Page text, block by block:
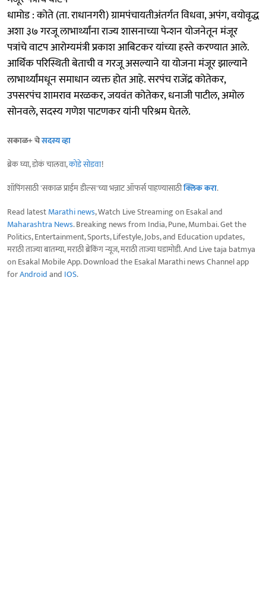
धामोड : कोते (ता. राधानगरी) ग्रामपंचायतीअंतर्गत विधवा, अपंग, वयोवृद्ध
अशा ३७ गरजू लाभार्थ्यांना राज्य शासनाच्या पेन्शन योजनेतून मंजूर
पत्रांचे वाटप आरोग्यमंत्री प्रकाश आबिटकर यांच्या हस्ते करण्यात आले.
आर्थिक परिस्थिती बेताची व गरजू असल्याने या योजना मंजूर झाल्याने
लाभार्थ्यांमधून समाधान व्यक्त होत आहे. सरपंच राजेंद्र कोतेकर,
उपसरपंच शामराव मरळकर, जयवंत कोतेकर, धनाजी पाटील, अमोल
सोनवले, सदस्य गणेश पाटणकर यांनी परिश्रम घेतले.
सकाळ+ चेसदस्य व्हा
ब्रेक घ्या, डोकं चालवा,कोडे सोडवा!
शॉपिंगसाठी 'सकाळ प्राईम डील्स'च्या भन्नाट ऑफर्स पाहण्यासाठीक्लिक करा.
Read latestMarathi news, Watch Live Streaming on Esakal and
Maharashtra News. Breaking news from India, Pune, Mumbai. Get the
Politics, Entertainment, Sports, Lifestyle, Jobs, and Education updates,
मराठी ताज्या बातम्या, मराठी ब्रेकिंग न्यूज, मराठी ताज्या घडामोडी. And Live taja batmya
on Esakal Mobile App. Download the Esakal Marathi news Channel app
forAndroidand IOS.